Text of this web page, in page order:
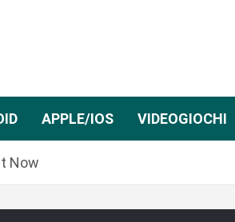
APPLE/IOS VIDEOGIOCHI
Now